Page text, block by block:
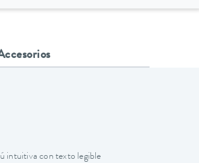
intuitiva con texto legible